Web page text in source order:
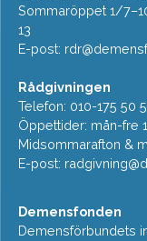
Sommaröppet 1/
13
E-post:
Rådgivningen
Telefon: 010-175 50
Öppettider: mån-fre
Midsommarafton &
E-post:
Demensfonden
Demensförbundets